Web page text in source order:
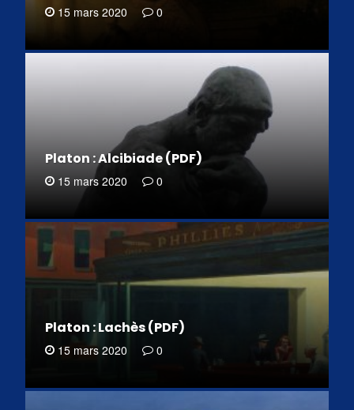
15 mars 2020 0
Platon : Alcibiade (PDF)
15 mars 2020 0
Platon : Lachès (PDF)
15 mars 2020 0